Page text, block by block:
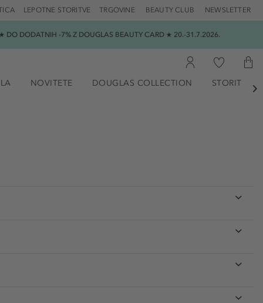
TRGOVINE BEAUTY CLUB NEWSLETTER
LEPOTNE STORITVE
DO DODATNIH -7% Z DOUGLAS BEAUTY CARD ★ 20.-31.7.2026.
NOVITETE DOUGLAS COLLECTION STORITVE
